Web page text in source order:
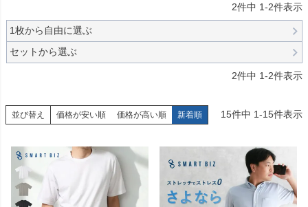
2件中 1-2件表示
1枚から自由に選ぶ
セットから選ぶ
2件中 1-2件表示
並び替え 価格が安い順 価格が高い順 新着順 15件中 1-15件表示